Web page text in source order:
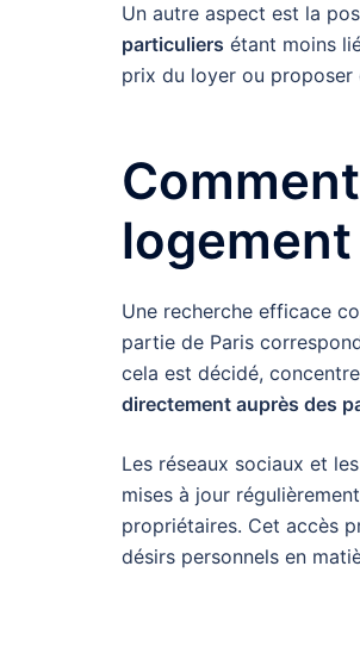
Un autre aspect est la
particuliers étant moins
prix du loyer ou proposer
Une recherche efficace
partie de Paris
cela est décidé,
directement auprès des
Les réseaux sociaux et
mises à jour
propriétaires. Cet accès
désirs personnels en